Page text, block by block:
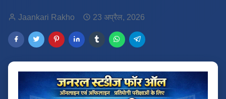
Jaankari Rakho 23 अप्रैल, 2026